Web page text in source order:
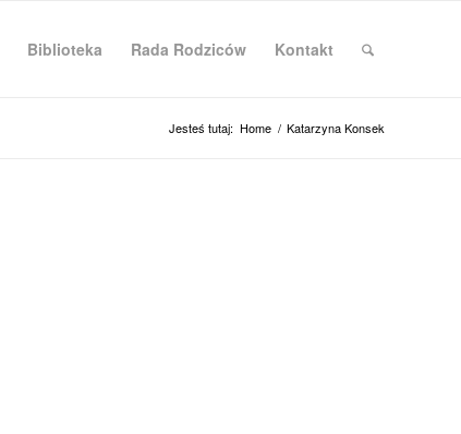
Biblioteka Rada Rodziców Kontakt
Jesteś tutaj: Home / Katarzyna Konsek